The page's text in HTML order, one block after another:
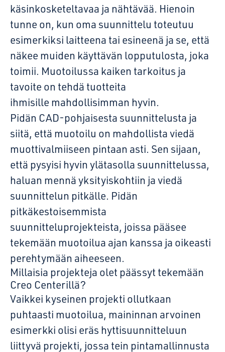
käsinkosketeltavaa ja nähtävää. Hienoin
tunne on, kun oma suunnittelu toteutuu
esimerkiksi laitteena tai esineenä ja se, että
näkee muiden käyttävän lopputulosta, joka
toimii. Muotoilussa kaiken tarkoitus ja
tavoite on tehdä tuotteita
ihmisille mahdollisimman hyvin.
Pidän CAD-pohjaisesta suunnittelusta ja
siitä, että muotoilu on mahdollista viedä
muottivalmiiseen pintaan asti. Sen sijaan,
että pysyisi hyvin ylätasolla suunnittelussa,
haluan mennä yksityiskohtiin ja viedä
suunnittelun pitkälle. Pidän
pitkäkestoisemmista
suunnitteluprojekteista, joissa pääsee
tekemään muotoilua ajan kanssa ja oikeasti
perehtymään aiheeseen.
Millaisia projekteja olet päässyt tekemään
Creo Centerillä?
Vaikkei kyseinen projekti ollutkaan
puhtaasti muotoilua, maininnan arvoinen
esimerkki olisi eräs hyttisuunnitteluun
liittyvä projekti, jossa tein pintamallinnusta